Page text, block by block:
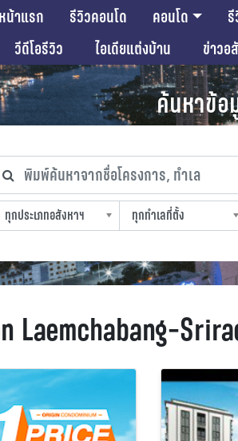
าแรก รีวิวคอนโด คอนโด
วีดีโอรีวิว
ไอเดียแต่งบ้าน ข่าวอ
ค้นหาข้อ
พิมพ์ค้นหาจากชื่อโครงการ, ทำเล
ทุกประเภทอสังหาฯ
ทุกประเภทอสังหาฯ
ทุกทำเลที่ตั้ง
ทุกทำเลที่ตั้ง
ทุกสถานีรถไฟฟ้า
ทุกช่วงราคา
Laemchabang-